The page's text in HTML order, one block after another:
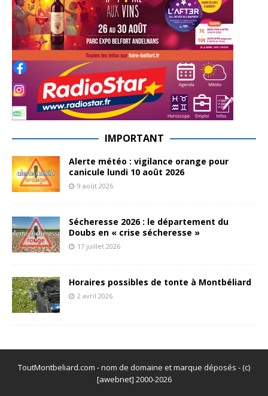
IMPORTANT
Alerte météo : vigilance orange pour
canicule lundi 10 août 2026
9 août 2026
Sécheresse 2026 : le département du
Doubs en « crise sécheresse »
17 juillet 2026
Horaires possibles de tonte à Montbéliard
2 avril 2026
ToutMontbeliard.com - nom de domaine et marque déposés - (c)
[awebnet] 2000-2026